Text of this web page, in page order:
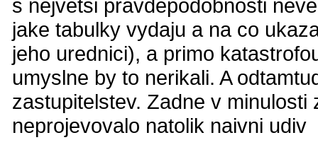
s nejvetsi pravdepodobnosti
jake tabulky vydaju a na co
jeho urednici), a primo
umyslne by to nerikali. A
zastupitelstev. Zadne v
neprojevovalo natolik naivni udiv